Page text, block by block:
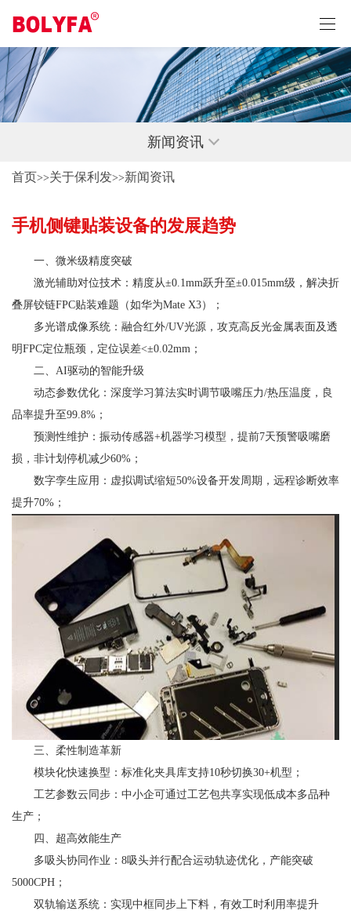
新闻资讯
首页>>关于保利发>>新闻资讯
手机侧键贴装设备的发展趋势
‌一、微米级精度突破‌
‌激光辅助对位技术‌：精度从±0.1mm跃升至±0.015mm级，解决折
叠屏铰链FPC贴装难题（如华为Mate X3）；
‌多光谱成像系统‌：融合红外/UV光源，攻克高反光金属表面及透
明FPC定位瓶颈，定位误差<±0.02mm；
‌二、AI驱动的智能升级‌
‌动态参数优化‌： 深度学习算法实时调节吸嘴压力/热压温度，良
品率提升至99.8%；
‌预测性维护‌： 振动传感器+机器学习模型，提前7天预警吸嘴磨
损，非计划停机减少60%；
‌数字孪生应用‌： 虚拟调试缩短50%设备开发周期，远程诊断效率
提升70%；
‌三、柔性制造革新‌
‌模块化快速换型‌：标准化夹具库支持10秒切换30+机型；
‌工艺参数云同步‌：中小企可通过工艺包共享实现低成本多品种
生产；
‌四、超高效能生产‌
‌多吸头协同作业‌：8吸头并行配合运动轨迹优化，产能突破
5000CPH；
‌双轨输送系统‌：实现中框同步上下料，有效工时利用率提升